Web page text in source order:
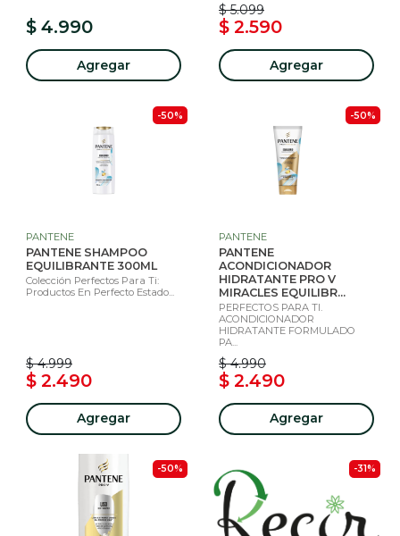
$ 4.990
Agregar
$ 5.099
$ 2.590
Agregar
-50%
PANTENE
PANTENE SHAMPOO
EQUILIBRANTE 300ML
Colección Perfectos Para Ti:
Productos En Perfecto Estado...
$ 4.999
$ 2.490
Agregar
-50%
PANTENE
PANTENE
ACONDICIONADOR
HIDRATANTE PRO V
MIRACLES EQUILIBR...
PERFECTOS PARA TI.
ACONDICIONADOR
HIDRATANTE FORMULADO
PA...
$ 4.990
$ 2.490
Agregar
-50% -31%